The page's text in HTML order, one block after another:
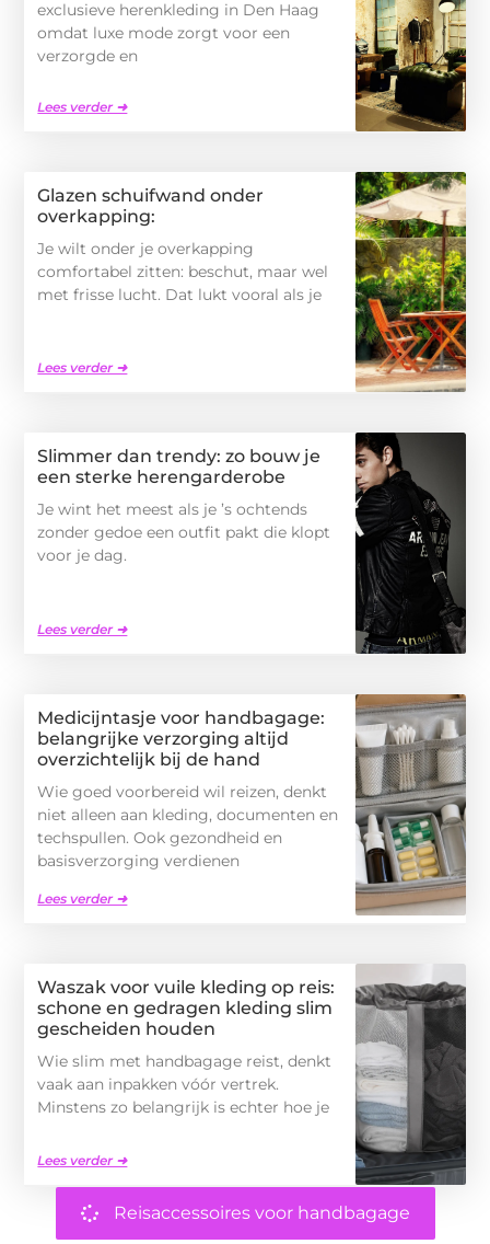
exclusieve herenkleding in Den Haag
omdat luxe mode zorgt voor een
verzorgde en
Lees verder ➜
Glazen schuifwand onder
overkapping:
Je wilt onder je overkapping
comfortabel zitten: beschut, maar wel
met frisse lucht. Dat lukt vooral als je
Lees verder ➜
Slimmer dan trendy: zo bouw je
een sterke herengarderobe
Je wint het meest als je ’s ochtends
zonder gedoe een outfit pakt die klopt
voor je dag.
Lees verder ➜
Medicijntasje voor handbagage:
belangrijke verzorging altijd
overzichtelijk bij de hand
Wie goed voorbereid wil reizen, denkt
niet alleen aan kleding, documenten en
techspullen. Ook gezondheid en
basisverzorging verdienen
Lees verder ➜
Waszak voor vuile kleding op reis:
schone en gedragen kleding slim
gescheiden houden
Wie slim met handbagage reist, denkt
vaak aan inpakken vóór vertrek.
Minstens zo belangrijk is echter hoe je
Lees verder ➜
Reisaccessoires voor handbagage